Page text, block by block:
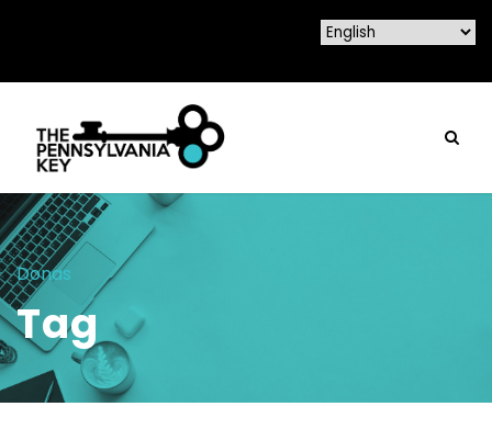
Donas
Tag